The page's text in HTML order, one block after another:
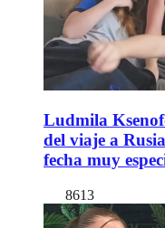
Ludmila
del viaje a
fecha muy
8613